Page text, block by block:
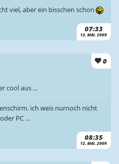
07:33
12. MAI. 2009
viel, aber ein bisschen schon
0
08:35
12. MAI. 2009
cool aus ...
ich weis nurnoch nicht
PC ...